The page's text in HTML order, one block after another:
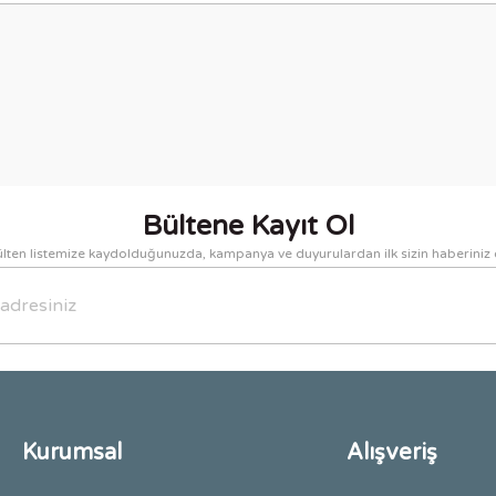
Bültene Kayıt Ol
listemize kaydolduğunuzda, kampanya ve duyurulardan ilk sizin haberiniz
Kurumsal Alışveriş